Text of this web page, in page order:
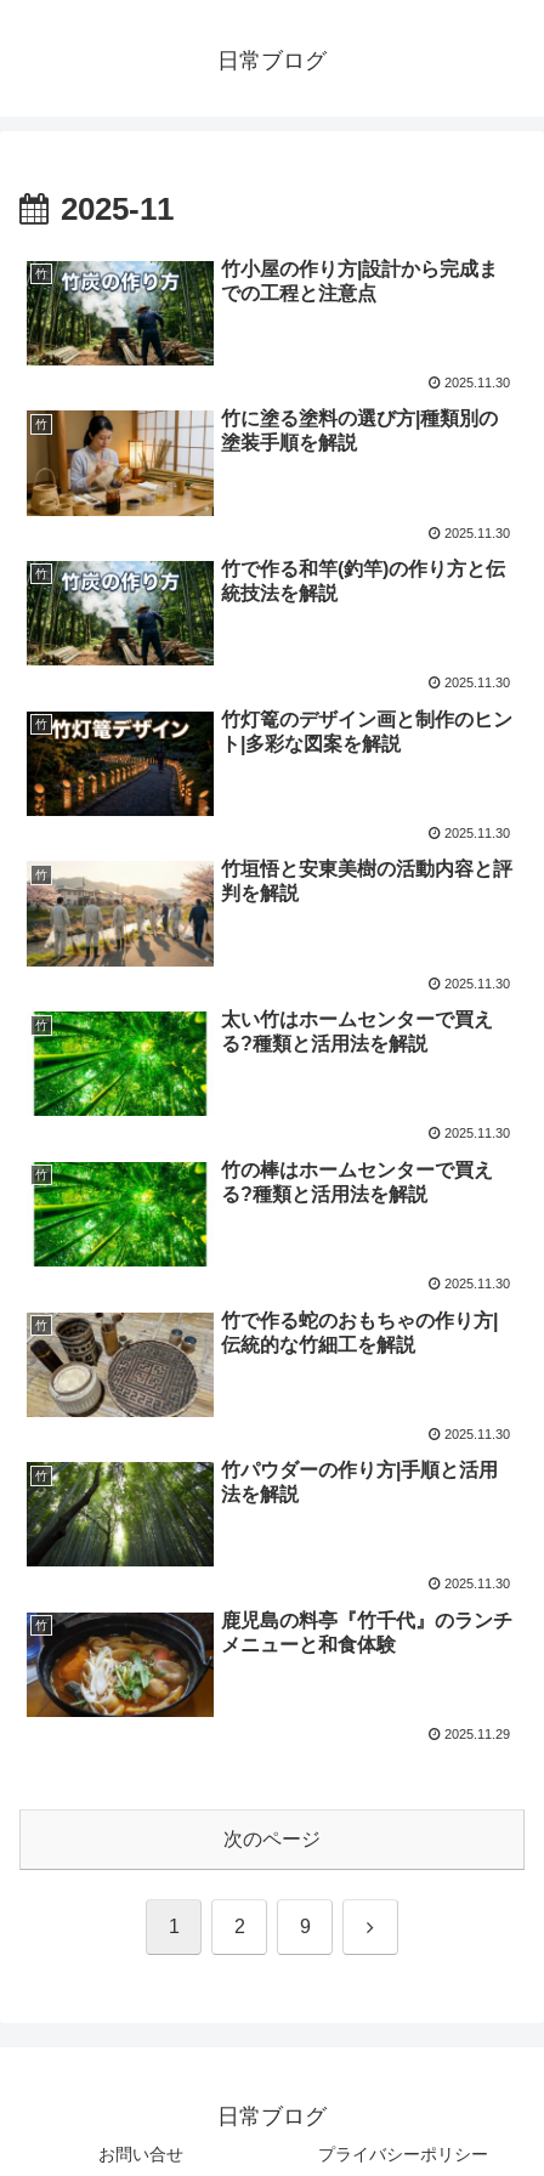
日常ブログ
2025-11
竹
竹小屋の作り方|設計から完成ま
での工程と注意点
2025.11.30
竹
竹に塗る塗料の選び方|種類別の
塗装手順を解説
2025.11.30
竹
竹で作る和竿(釣竿)の作り方と伝
統技法を解説
2025.11.30
竹
竹灯篭のデザイン画と制作のヒン
ト|多彩な図案を解説
2025.11.30
竹
竹垣悟と安東美樹の活動内容と評
判を解説
2025.11.30
竹
太い竹はホームセンターで買え
る?種類と活用法を解説
2025.11.30
竹
竹の棒はホームセンターで買え
る?種類と活用法を解説
2025.11.30
竹
竹で作る蛇のおもちゃの作り方|
伝統的な竹細工を解説
2025.11.30
竹
竹パウダーの作り方|手順と活用
法を解説
2025.11.30
竹
鹿児島の料亭『竹千代』のランチ
メニューと和食体験
2025.11.29
次のページ
1 2 9 次
日常ブログ
お問い合せ プライバシーポリシー